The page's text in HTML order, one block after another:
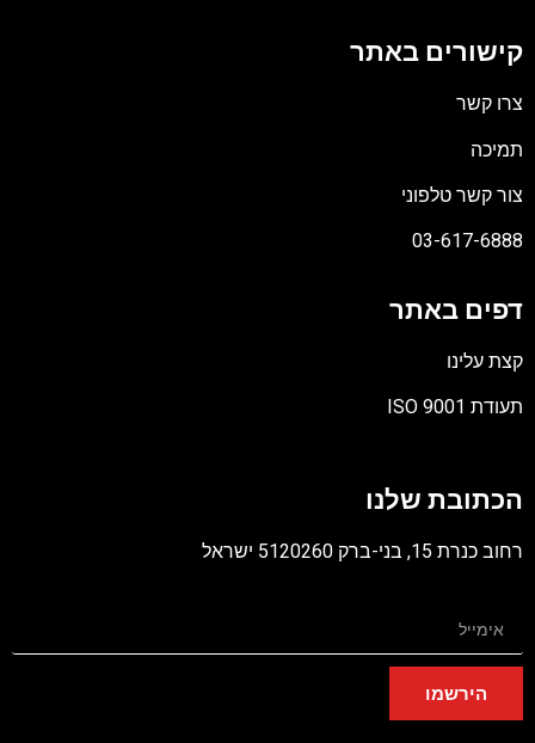
קישורים באתר
צרו קשר
תמיכה
צור קשר טלפוני
03-617-6888
דפים באתר
קצת עלינו
תעודת ISO 9001
PDF
הכתובת שלנו
רחוב כנרת 15, בני-ברק 5120260 ישראל
הירשמו